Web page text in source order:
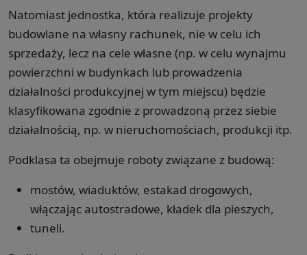
Natomiast jednostka, która realizuje projekty
budowlane na własny rachunek, nie w celu ich
sprzedaży, lecz na cele własne (np. w celu wynajmu
powierzchni w budynkach lub prowadzenia
działalności produkcyjnej w tym miejscu) będzie
klasyfikowana zgodnie z prowadzoną przez siebie
działalnością, np. w nieruchomościach, produkcji itp.
Podklasa ta obejmuje roboty związane z budową:
mostów, wiaduktów, estakad drogowych,
włączając autostradowe, kładek dla pieszych,
tuneli.